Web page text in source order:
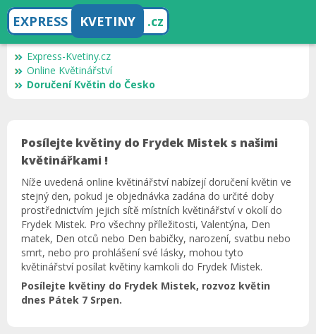
EXPRESS KVETINY .cz
Express-Kvetiny.cz
Online Květinářství
Doručení Květin do Česko
Posílejte květiny do Frydek Mistek s našimi
květinářkami !
Níže uvedená online květinářství nabízejí doručení květin ve
stejný den, pokud je objednávka zadána do určité doby
prostřednictvím jejich sítě místních květinářství v okolí do
Frydek Mistek. Pro všechny příležitosti, Valentýna, Den
matek, Den otců nebo Den babičky, narození, svatbu nebo
smrt, nebo pro prohlášení své lásky, mohou tyto
květinářství posílat květiny kamkoli do Frydek Mistek.
Posílejte květiny do Frydek Mistek, rozvoz květin
dnes Pátek 7 Srpen.